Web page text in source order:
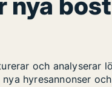
och analyserar
hyresannonser